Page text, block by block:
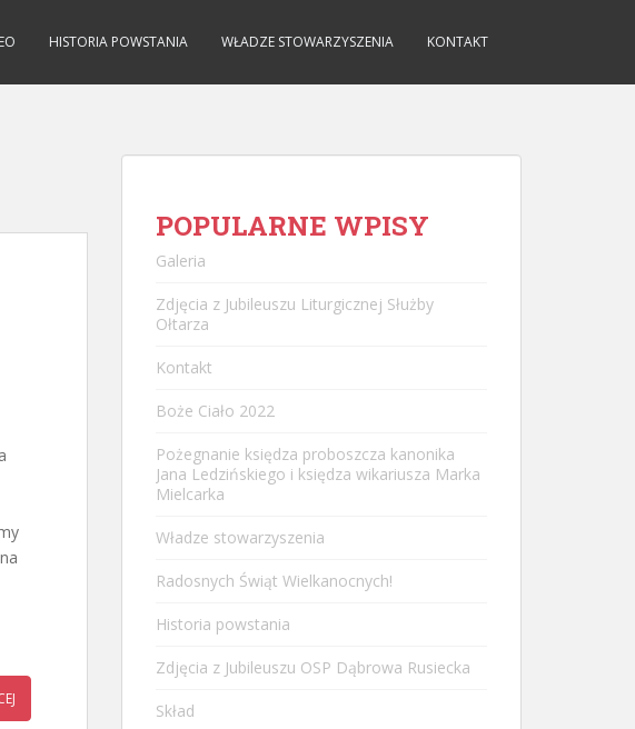
HISTORIA POWSTANIA WŁADZE STOWARZYSZENIA KONTAKT
POPULARNE WPISY
Galeria
Zdjęcia z Jubileuszu Liturgicznej Służby
Ołtarza
Kontakt
Boże Ciało 2022
Pożegnanie księdza proboszcza kanonika
Jana Ledzińskiego i księdza wikariusza Marka
Mielcarka
Władze stowarzyszenia
Radosnych Świąt Wielkanocnych!
Historia powstania
Zdjęcia z Jubileuszu OSP Dąbrowa Rusiecka
Skład